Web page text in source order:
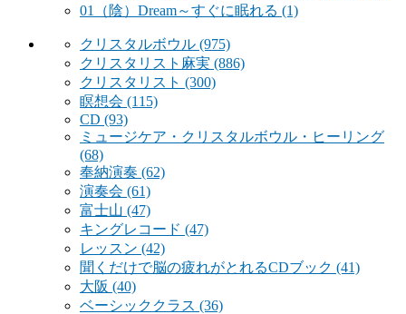
01（陰）Dream～すぐに眠れる (1)
クリスタルボウル (975)
クリスタリスト麻実 (886)
クリスタリスト (300)
瞑想会 (115)
CD (93)
ミュージケア・クリスタルボウル・ヒーリング
(68)
奉納演奏 (62)
演奏会 (61)
富士山 (47)
キングレコード (47)
レッスン (42)
聞くだけで脳の疲れがとれるCDブック (41)
大阪 (40)
ベーシッククラス (36)